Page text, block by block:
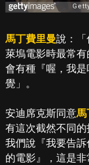
馬丁費里曼說：
萊塢電影時最常
會有種『喔，我
覺」。
安迪席克斯同意馬
有這次截然不同
我們說『我要告
的電影』，這是非